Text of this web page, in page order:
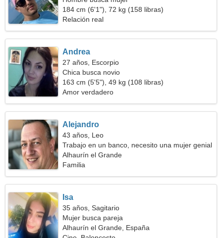
184 cm (6'1"), 72 kg (158 libras)
Relación real
Andrea
27 años, Escorpio
Chica busca novio
163 cm (5'5"), 49 kg (108 libras)
Amor verdadero
Alejandro
43 años, Leo
Trabajo en un banco, necesito una mujer genial
Alhaurín el Grande
Familia
Isa
35 años, Sagitario
Mujer busca pareja
Alhaurín el Grande, España